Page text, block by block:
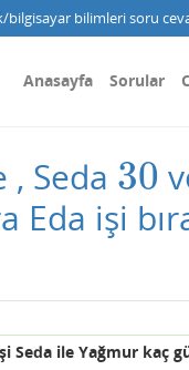
bilimleri soru
Anasayfa Sorular
, Seda 30
30
Eda işi
Seda ile Yağmur kaç